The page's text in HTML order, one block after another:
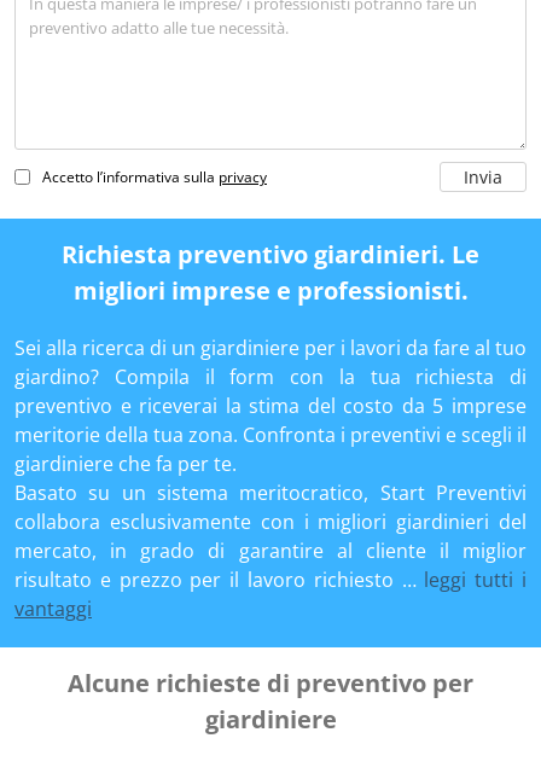
Accetto l’informativa sulla privacy
Richiesta preventivo giardinieri. Le
migliori imprese e professionisti.
Sei alla ricerca di un giardiniere per i lavori da fare al tuo
giardino? Compila il form con la tua richiesta di
preventivo e riceverai la stima del costo da 5 imprese
meritorie della tua zona. Confronta i preventivi e scegli il
giardiniere che fa per te.
Basato su un sistema meritocratico, Start Preventivi
collabora esclusivamente con i migliori giardinieri del
mercato, in grado di garantire al cliente il miglior
risultato e prezzo per il lavoro richiesto … leggi tutti i
vantaggi
Alcune richieste di preventivo per
giardiniere